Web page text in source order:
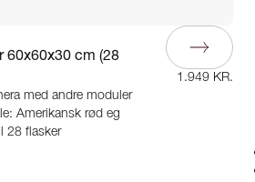
60x60x30 cm (28
med andre moduler
Amerikansk rød eg
28 flasker
1.949 KR.